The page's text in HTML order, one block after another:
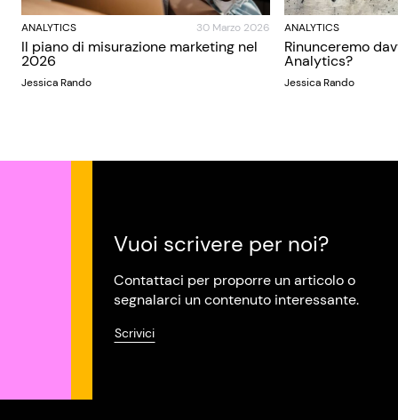
ANALYTICS 30 Marzo 2026
Il piano di misurazione marketing nel
2026
Jessica Rando
ANALYTICS
Rinunceremo
Analytics?
Jessica Rando
Vuoi scrivere per noi?
Contattaci per proporre un articolo o
segnalarci un contenuto interessante.
Scrivici